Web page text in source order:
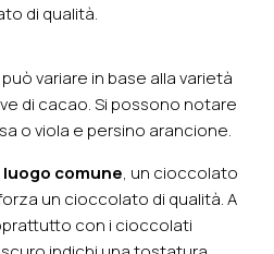
di qualità.
variare in base alla varietà
di cacao. Si possono notare
o viola e persino arancione.
luogo comune, un cioccolato
un cioccolato di qualità. A
con i cioccolati